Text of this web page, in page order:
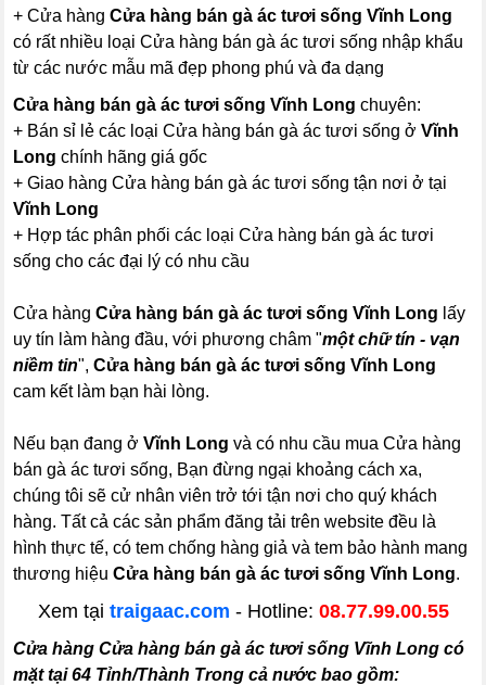
+ Cửa hàngCửa hàng bán gà ác tươi sống Vĩnh Long
có rất nhiều loại Cửa hàng bán gà ác tươi sống nhập khẩu
từ các nước mẫu mã đẹp phong phú và đa dạng
Cửa hàng bán gà ác tươi sống Vĩnh Longchuyên:
+ Bán sỉ lẻ các loại Cửa hàng bán gà ác tươi sống ởVĩnh
Long chính hãng giá gốc
+ Giao hàng Cửa hàng bán gà ác tươi sống tận nơi ở tại
Vĩnh Long
+ Hợp tác phân phối các loại Cửa hàng bán gà ác tươi
sống cho các đại lý có nhu cầu
Cửa hàngCửa hàng bán gà ác tươi sống Vĩnh Long lấy
uy tín làm hàng đầu, với phương châm "một chữ tín - vạn
niềm tin",Cửa hàng bán gà ác tươi sống Vĩnh Long
cam kết làm bạn hài lòng.
Nếu bạn đang ởVĩnh Long và có nhu cầu mua Cửa hàng
bán gà ác tươi sống, Bạn đừng ngại khoảng cách xa,
chúng tôi sẽ cử nhân viên trở tới tận nơi cho quý khách
hàng. Tất cả các sản phẩm đăng tải trên website đều là
hình thực tế, có tem chống hàng giả và tem bảo hành mang
thương hiệuCửa hàng bán gà ác tươi sống Vĩnh Long.
Xem tại traigaac.com - Hotline: 08.77.99.00.55
Cửa hàng Cửa hàng bán gà ác tươi sống Vĩnh Long có
mặt tại 64 Tỉnh/Thành Trong cả nước bao gồm: